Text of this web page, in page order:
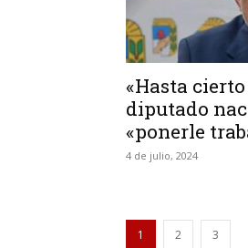
«Hasta
diputado
«ponerle
4 de julio, 2024
1 2 3